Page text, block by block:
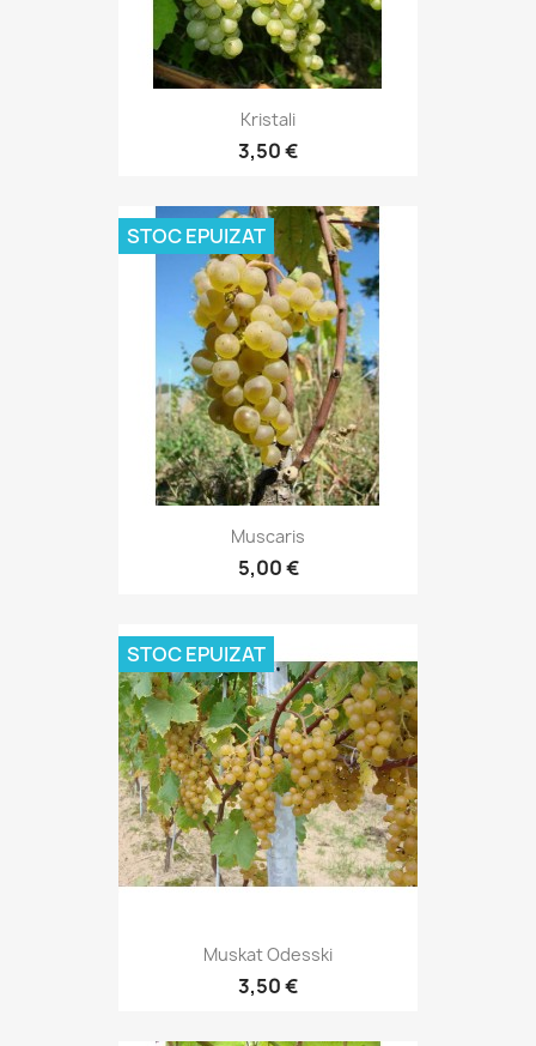
Kristali
3,50 €
Muscaris
5,00 €
STOC EPUIZAT
Muskat Odesski
3,50 €
STOC EPUIZAT